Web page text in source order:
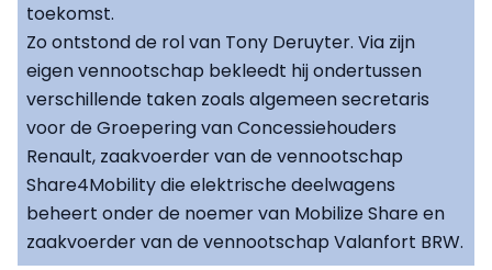
toekomst.
Zo ontstond de rol van Tony Deruyter. Via zijn
eigen vennootschap bekleedt hij ondertussen
verschillende taken zoals algemeen secretaris
voor de Groepering van Concessiehouders
Renault, zaakvoerder van de vennootschap
Share4Mobility die elektrische deelwagens
beheert onder de noemer van Mobilize Share en
zaakvoerder van de vennootschap Valanfort BRW.